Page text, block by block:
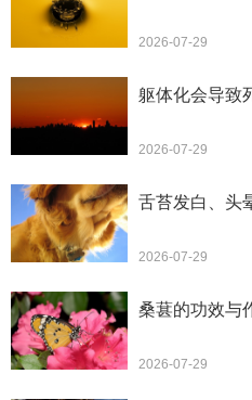
2026-07-29
躯体化会导致
2026-07-29
舌苔发白、头
2026-07-29
桑葚的功效与
2026-07-29